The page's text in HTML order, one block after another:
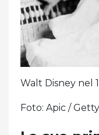
Walt Disney nel
Foto: Apic /